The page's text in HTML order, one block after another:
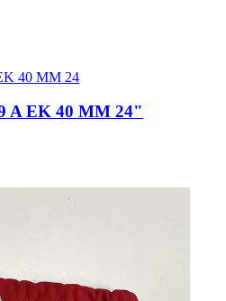
A EK 40 MM 24"